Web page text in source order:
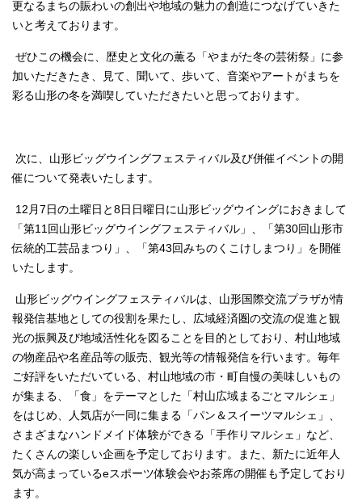
更なるまちの賑わいの創出や地域の魅力の創造につなげていきた
いと考えております。
ぜひこの機会に、歴史と文化の薫る「やまがた冬の芸術祭」に参
加いただきたき、見て、聞いて、歩いて、音楽やアートがまちを
彩る山形の冬を満喫していただきたいと思っております。
次に、山形ビッグウイングフェスティバル及び併催イベントの開
催について発表いたします。
12月7日の土曜日と8日日曜日に山形ビッグウイングにおきまして
「第11回山形ビッグウイングフェスティバル」、「第30回山形市
伝統的工芸品まつり」、「第43回みちのくこけしまつり」を開催
いたします。
山形ビッグウイングフェスティバルは、山形国際交流プラザが情
報発信基地としての役割を果たし、広域経済圏の交流の促進と観
光の振興及び地域活性化を図ることを目的としており、村山地域
の物産品や名産品等の販売、観光等の情報発信を行います。毎年
ご好評をいただいている、村山地域の市・町自慢の美味しいもの
が集まる、「食」をテーマとした「村山広域まるごとマルシェ」
をはじめ、人気店が一同に集まる「パン＆スイーツマルシェ」、
さまざまなハンドメイド体験ができる「手作りマルシェ」など、
たくさんの楽しい企画を予定しております。また、新たに近年人
気が高まっているeスポーツ体験会やお茶席の開催も予定しており
ます。